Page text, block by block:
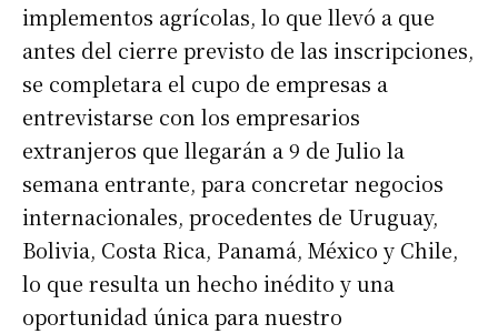
implementos agrícolas, lo que llevó a que
antes del cierre previsto de las inscripciones,
se completara el cupo de empresas a
entrevistarse con los empresarios
extranjeros que llegarán a 9 de Julio la
semana entrante, para concretar negocios
internacionales, procedentes de Uruguay,
Bolivia, Costa Rica, Panamá, México y Chile,
lo que resulta un hecho inédito y una
oportunidad única para nuestro